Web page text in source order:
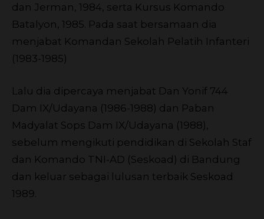
dan Jerman, 1984, serta Kursus Komando
Batalyon, 1985. Pada saat bersamaan dia
menjabat Komandan Sekolah Pelatih Infanteri
(1983-1985)
Lalu dia dipercaya menjabat Dan Yonif 744
Dam IX/Udayana (1986-1988) dan Paban
Madyalat Sops Dam IX/Udayana (1988),
sebelum mengikuti pendidikan di Sekolah Staf
dan Komando TNI-AD (Seskoad) di Bandung
dan keluar sebagai lulusan terbaik Seskoad
1989.